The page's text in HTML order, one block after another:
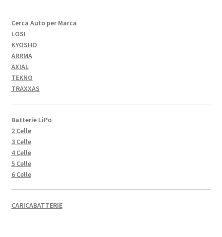
Cerca Auto per Marca
LOSI
KYOSHO
ARRMA
AXIAL
TEKNO
TRAXXAS
Batterie LiPo
2 Celle
3 Celle
4 Celle
5 Celle
6 Celle
CARICABATTERIE